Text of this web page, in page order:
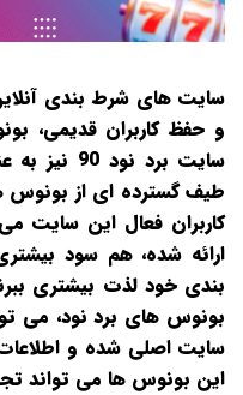
سایت‌ های شرط‌ بندی
و حفظ کاربران قدیمی،
سایت برد
طیف گسترده‌ ای از بونوس‌ ها
کاربران فعال این سایت
ارائه‌ شده، هم سود
بندی خود لذت بیشتری
بونوس‌ های برد نود، می‌
سایت اصلی شده و اطلاعات
این بونوس‌ ها می‌ تواند